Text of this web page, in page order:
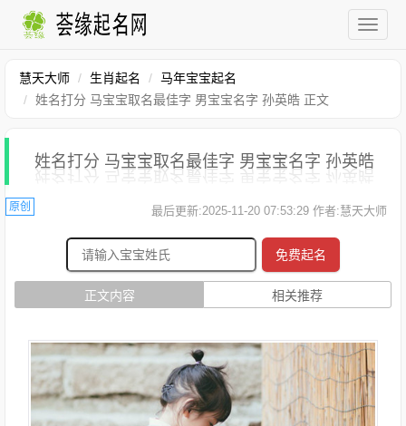
慧天大师 生肖起名
马年宝宝起名
姓名打分 马宝宝取名最佳字 男宝宝名字 孙英皓 正文
姓名打分 马宝宝取名最佳字 男宝宝名字 孙英皓
原创 最后更新:2025-11-20 07:53:29 作者:慧天大师
免费起名
正文内容 相关推荐